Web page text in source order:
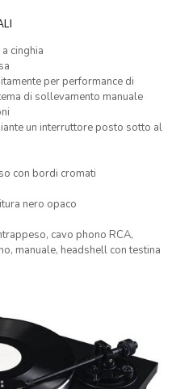
cinghia
per performance di
di sollevamento manuale
un interruttore posto sotto al
con bordi cromati
nero opaco
cavo phono RCA,
manuale, headshell con testina